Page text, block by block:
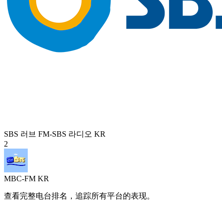
SBS 러브 FM-SBS 라디오 KR
2
MBC-FM KR
查看完整电台排名，追踪所有平台的表现。